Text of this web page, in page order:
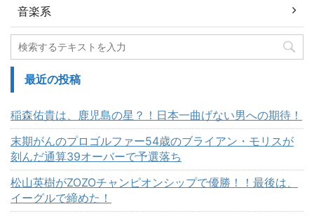
音楽系
最近の投稿
稲森佑貴は、鹿児島の星？！日本一曲げない男への期待！
末期がんのプロゴルファー54歳のブライアン・モリスが
刻んだ通算39オーバーで予選落ち
松山英樹がZOZOチャンピオンシップで優勝！！最後は、
イーグルで締めた！